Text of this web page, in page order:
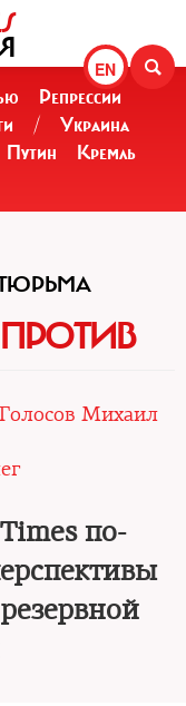
EN
Репрессии
/
Украина
Путин
Кремль
Голосов Михаил
по-